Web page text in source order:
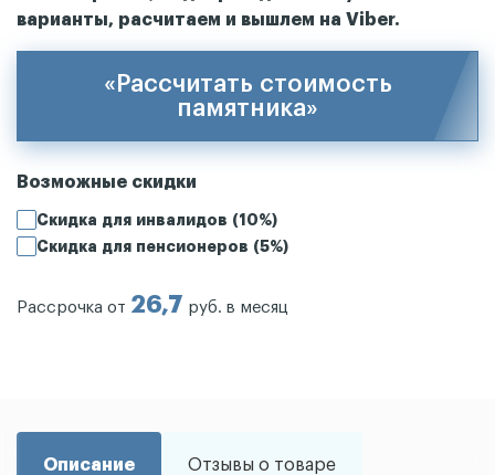
варианты, расчитаем и вышлем на Viber.
«Рассчитать стоимость
памятника»
Возможные скидки
Скидка для инвалидов (10%)
Скидка для пенсионеров (5%)
Рассрочка от 26,7 руб. в месяц
Описание Отзывы о товаре